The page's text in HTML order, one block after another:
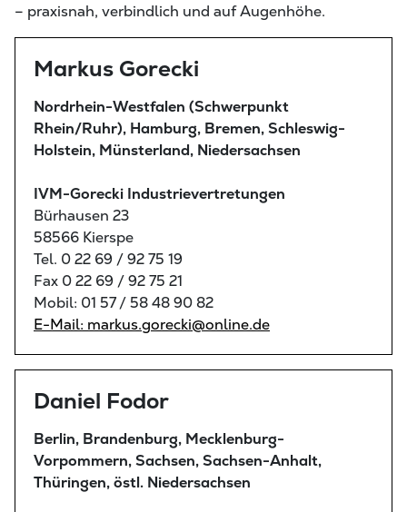
– praxisnah, verbindlich und auf Augenhöhe.
Markus Gorecki
Nordrhein-Westfalen (Schwerpunkt
Rhein/Ruhr), Hamburg, Bremen, Schleswig-
Holstein, Münsterland, Niedersachsen
IVM-Gorecki Industrievertretungen
Bürhausen 23
58566 Kierspe
Tel. 0 22 69 / 92 75 19
Fax 0 22 69 / 92 75 21
Mobil: 01 57 / 58 48 90 82
E-Mail: markus.gorecki@online.de
Daniel Fodor
Berlin, Brandenburg, Mecklenburg-
Vorpommern, Sachsen, Sachsen-Anhalt,
Thüringen, östl. Niedersachsen